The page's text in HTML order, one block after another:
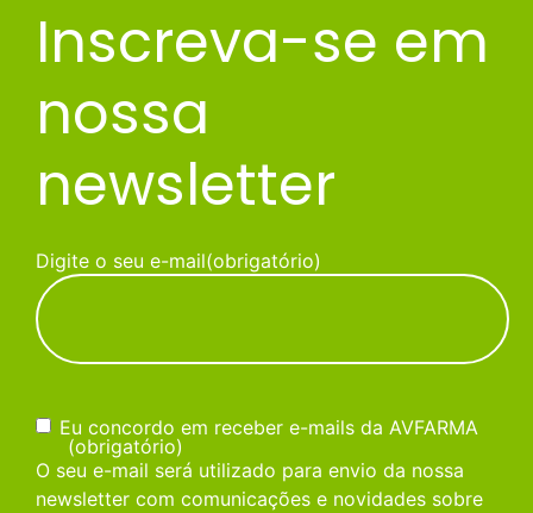
Inscreva-se em
nossa
newsletter
Digite o seu e-mail(obrigatório)
Consentimento(obrigatório)
Eu concordo em receber e-mails da AVFARMA
(obrigatório)
O seu e-mail será utilizado para envio da nossa
newsletter com comunicações e novidades sobre